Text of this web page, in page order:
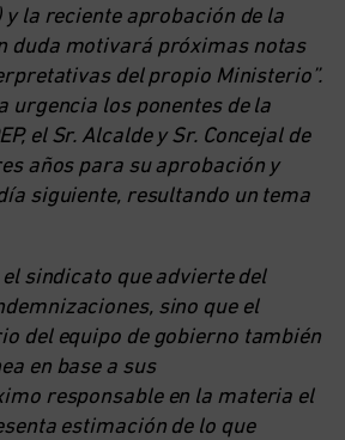
la reciente aprobación de la
duda motivará próximas notas
del propio Ministerio”.
urgencia los ponentes de la
el Sr. Alcalde y Sr. Concejal de
años para su aprobación y
siguiente, resultando un tema
el sindicato que advierte del
sino que el
del equipo de gobierno también
en base a sus
responsable en la materia el
estimación de lo que